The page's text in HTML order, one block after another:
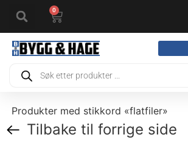
0
Produkter med stikkord «flatfiler»
Tilbake til forrige side